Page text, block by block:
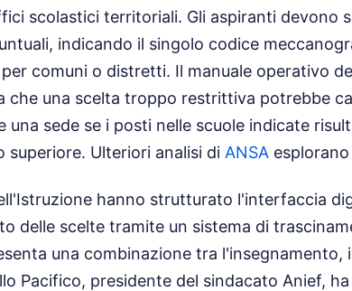
scolastici territoriali. Gli aspiranti devono
indicando il singolo codice
comuni o distretti. Il manuale operativo
che una scelta troppo restrittiva potrebbe
una sede se i posti nelle scuole indicate
superiore. Ulteriori analisi di ANSA
hanno strutturato l'interfaccia
delle scelte tramite un sistema di
una combinazione tra l'insegnamento,
Pacifico, presidente del sindacato Anief,